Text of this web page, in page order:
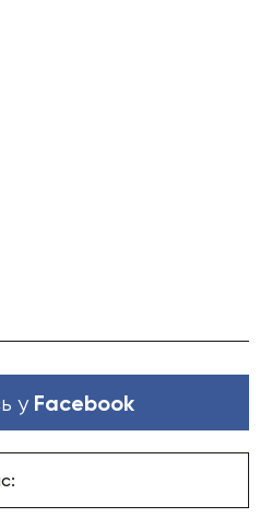
у Facebook